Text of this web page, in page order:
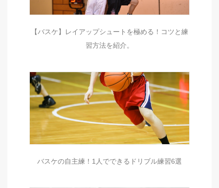
【バスケ】レイアップシュートを極める！コツと練
習方法を紹介。
バスケの自主練！1人でできるドリブル練習6選